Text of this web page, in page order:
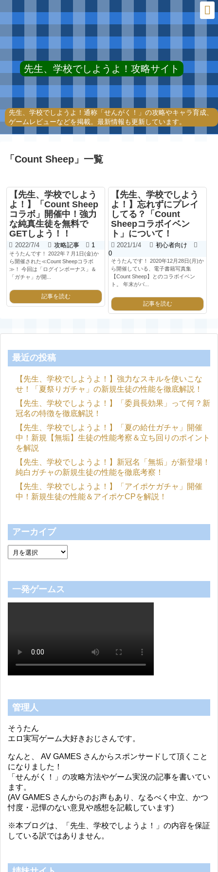
先生、学校でしようよ！攻略サイト
先生、学校でしようよ！通称「せんがく！」の攻略やキャラ育成、
ゲームレビューなどを掲載。最新情報も更新しています。
「 Count Sheep 」 一覧
【先生、学校でしよう
よ！】「Count Sheep
コラボ」開催中！強力
な純真生徒を無料で
GETしよう！！
2022/7/4 攻略記事 1
そうたんです！ 2022年７月1日(金)か
ら開催された≪Count Sheepコラボ
≫！ 今回は「ログインボーナス」＆
「ガチャ」が開...
記事を読む
【先生、学校でしよう
よ！】忘れずにプレイ
してる？「Count
Sheepコラボイベン
ト」について！
2021/1/4
初心者向け
0
そうたんです！ 2020年12月28日(月)か
ら開催している、電子書籍写真集
【Count Sheep】とのコラボイベン
ト。 年末がバ...
記事を読む
最近の投稿
【先生、学校でしようよ！】強力なスキルを使いこな
せ！「夏祭りガチャ」の新規生徒の性能を徹底解説！
【先生、学校でしようよ！】「委員長効果」って何？新
冠名の特徴を徹底解説！
【先生、学校でしようよ！】「夏の給仕ガチャ」開催
中！新規【無垢】生徒の性能考察＆立ち回りのポイント
を解説
【先生、学校でしようよ！】新冠名「無垢」が新登場！
純白ガチャの新規生徒の性能を徹底考察！
【先生、学校でしようよ！】「アイポケガチャ」開催
中！新規生徒の性能＆アイポケCPを解説！
アーカイブ
一発ゲームス
管理人
そうたん
エロ実写ゲーム大好きおじさんです。
なんと、 AV GAMES さんからスポンサードして頂くこと
になりました！
「せんがく！」の攻略方法やゲーム実況の記事を書いてい
ます。
(AV GAMES さんからのお声もあり、なるべく中立、かつ
忖度・忌憚のない意見や感想を記載しています)
※本ブログは、「先生、学校でしようよ！」の内容を保証
している訳ではありません。